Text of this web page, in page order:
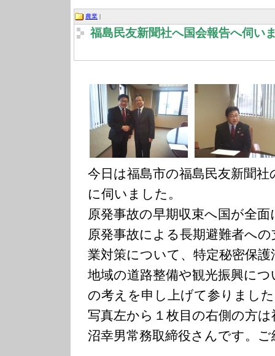
農業 |
福島民友新聞社へ国会報告へ伺い
今日は福島市の福島民友新聞
に伺いました。
原発事故の早期収束へ国が全
原発事故による長期避難者へ
業対策について、特定秘密保
地域の道路整備や観光振興に
の考えを申し上げて参りまし
写真左から１枚目の右側の方
沼幸男常務取締役さんです。